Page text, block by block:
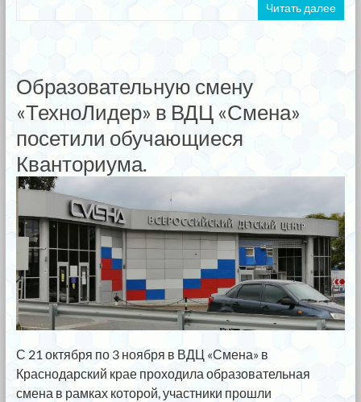
Читать далее
Образовательную смену
«ТехноЛидер» в ВДЦ «Смена»
посетили обучающиеся
Кванториума.
С 21 октября по 3 ноября в ВДЦ «Смена» в
Краснодарский крае проходила образовательная
смена в рамках которой, участники прошли